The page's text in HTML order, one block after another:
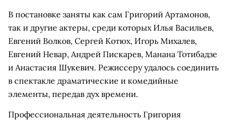
В постановке заняты как сам Григорий Артамонов,
так и другие актеры, среди которых Илья Васильев,
Евгений Волков, Сергей Котюх, Игорь Михалев,
Евгений Невар, Андрей Пискарев, Манана Тотибадзе
и Анастасия Шукевич. Режиссеру удалось соединить
в спектакле драматические и комедийные
элементы, передав дух времени.
Профессиональная деятельность Григория